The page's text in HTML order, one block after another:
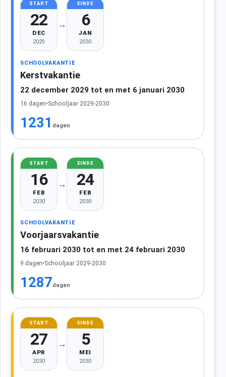
START
22
DEC
2029
→
EINDE
6
JAN
2030
SCHOOLVAKANTIE
Kerstvakantie
22 december 2029 tot en met 6 januari 2030
16 dagen•Schooljaar 2029-2030
1231 dagen
START
16
FEB
2030
→
EINDE
24
FEB
2030
SCHOOLVAKANTIE
Voorjaarsvakantie
16 februari 2030 tot en met 24 februari 2030
9 dagen•Schooljaar 2029-2030
1287dagen
START
27
APR
2030
→
EINDE
5
MEI
2030